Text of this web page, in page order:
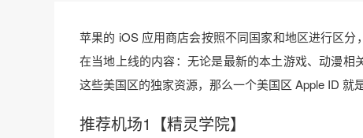
苹果的 iOS 应用商店会按照不同国家和地区进行区
在当地上线的内容：无论是最新的本土游戏、动漫
这些美国区的独家资源，那么一个美国区 Apple ID 就
推荐机场1【精灵学院】